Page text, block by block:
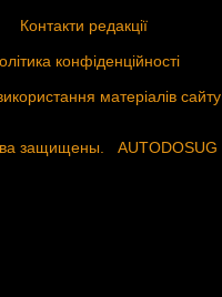
Контакти редакції
конфіденційності
матеріалів сайту
защищены. AUTODOSUG